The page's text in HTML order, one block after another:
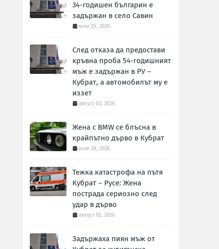
34-годишен българин е
задържан в село Савин
юли 25, 2026
След отказа да предостави
кръвна проба 54-годишният
мъж е задържан в РУ –
Кубрат, а автомобилът му е
иззет
август 03, 2026
Жена с BMW се блъсна в
крайпътно дърво в Кубрат
юли 28, 2026
Тежка катастрофа на пътя
Кубрат – Русе: Жена
пострада сериозно след
удар в дърво
август 02, 2026
Задържаха пиян мъж от